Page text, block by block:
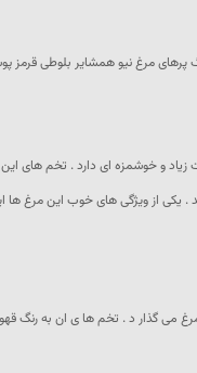
مرغ نیو همشایر بلوطی قرمز
و خوشمزه ای دارد . تخم های